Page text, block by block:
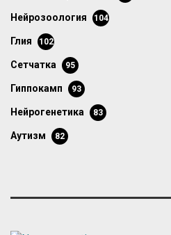
нейрозоология 104
глия 102
сетчатка 95
гиппокамп 93
нейрогенетика 83
аутизм 82